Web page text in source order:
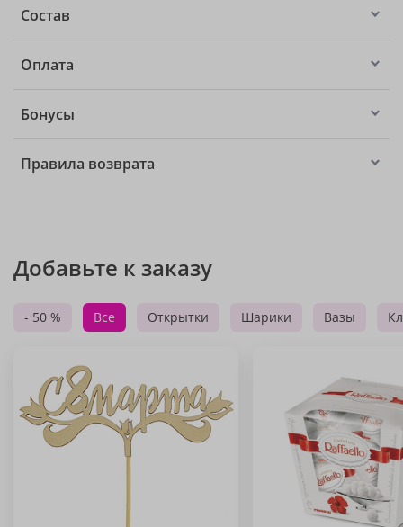
Состав
Оплата
Бонусы
Правила возврата
Добавьте к заказу
- 50 % Все Открытки Шарики Вазы